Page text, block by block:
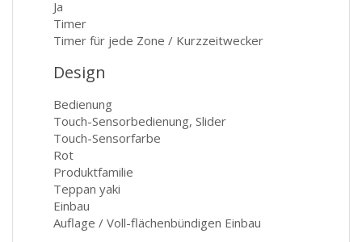
Ja
Timer
Timer für jede Zone / Kurzzeitwecker
Design
Bedienung
Touch-Sensorbedienung, Slider
Touch-Sensorfarbe
Rot
Produktfamilie
Teppan yaki
Einbau
Auflage / Voll-flächenbündigen Einbau